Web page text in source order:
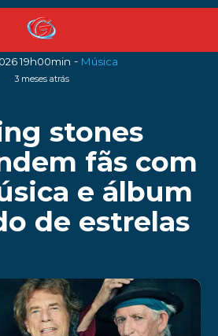
19h00min - Música
3 meses atrás
stones
fãs com
e álbum
de estrelas